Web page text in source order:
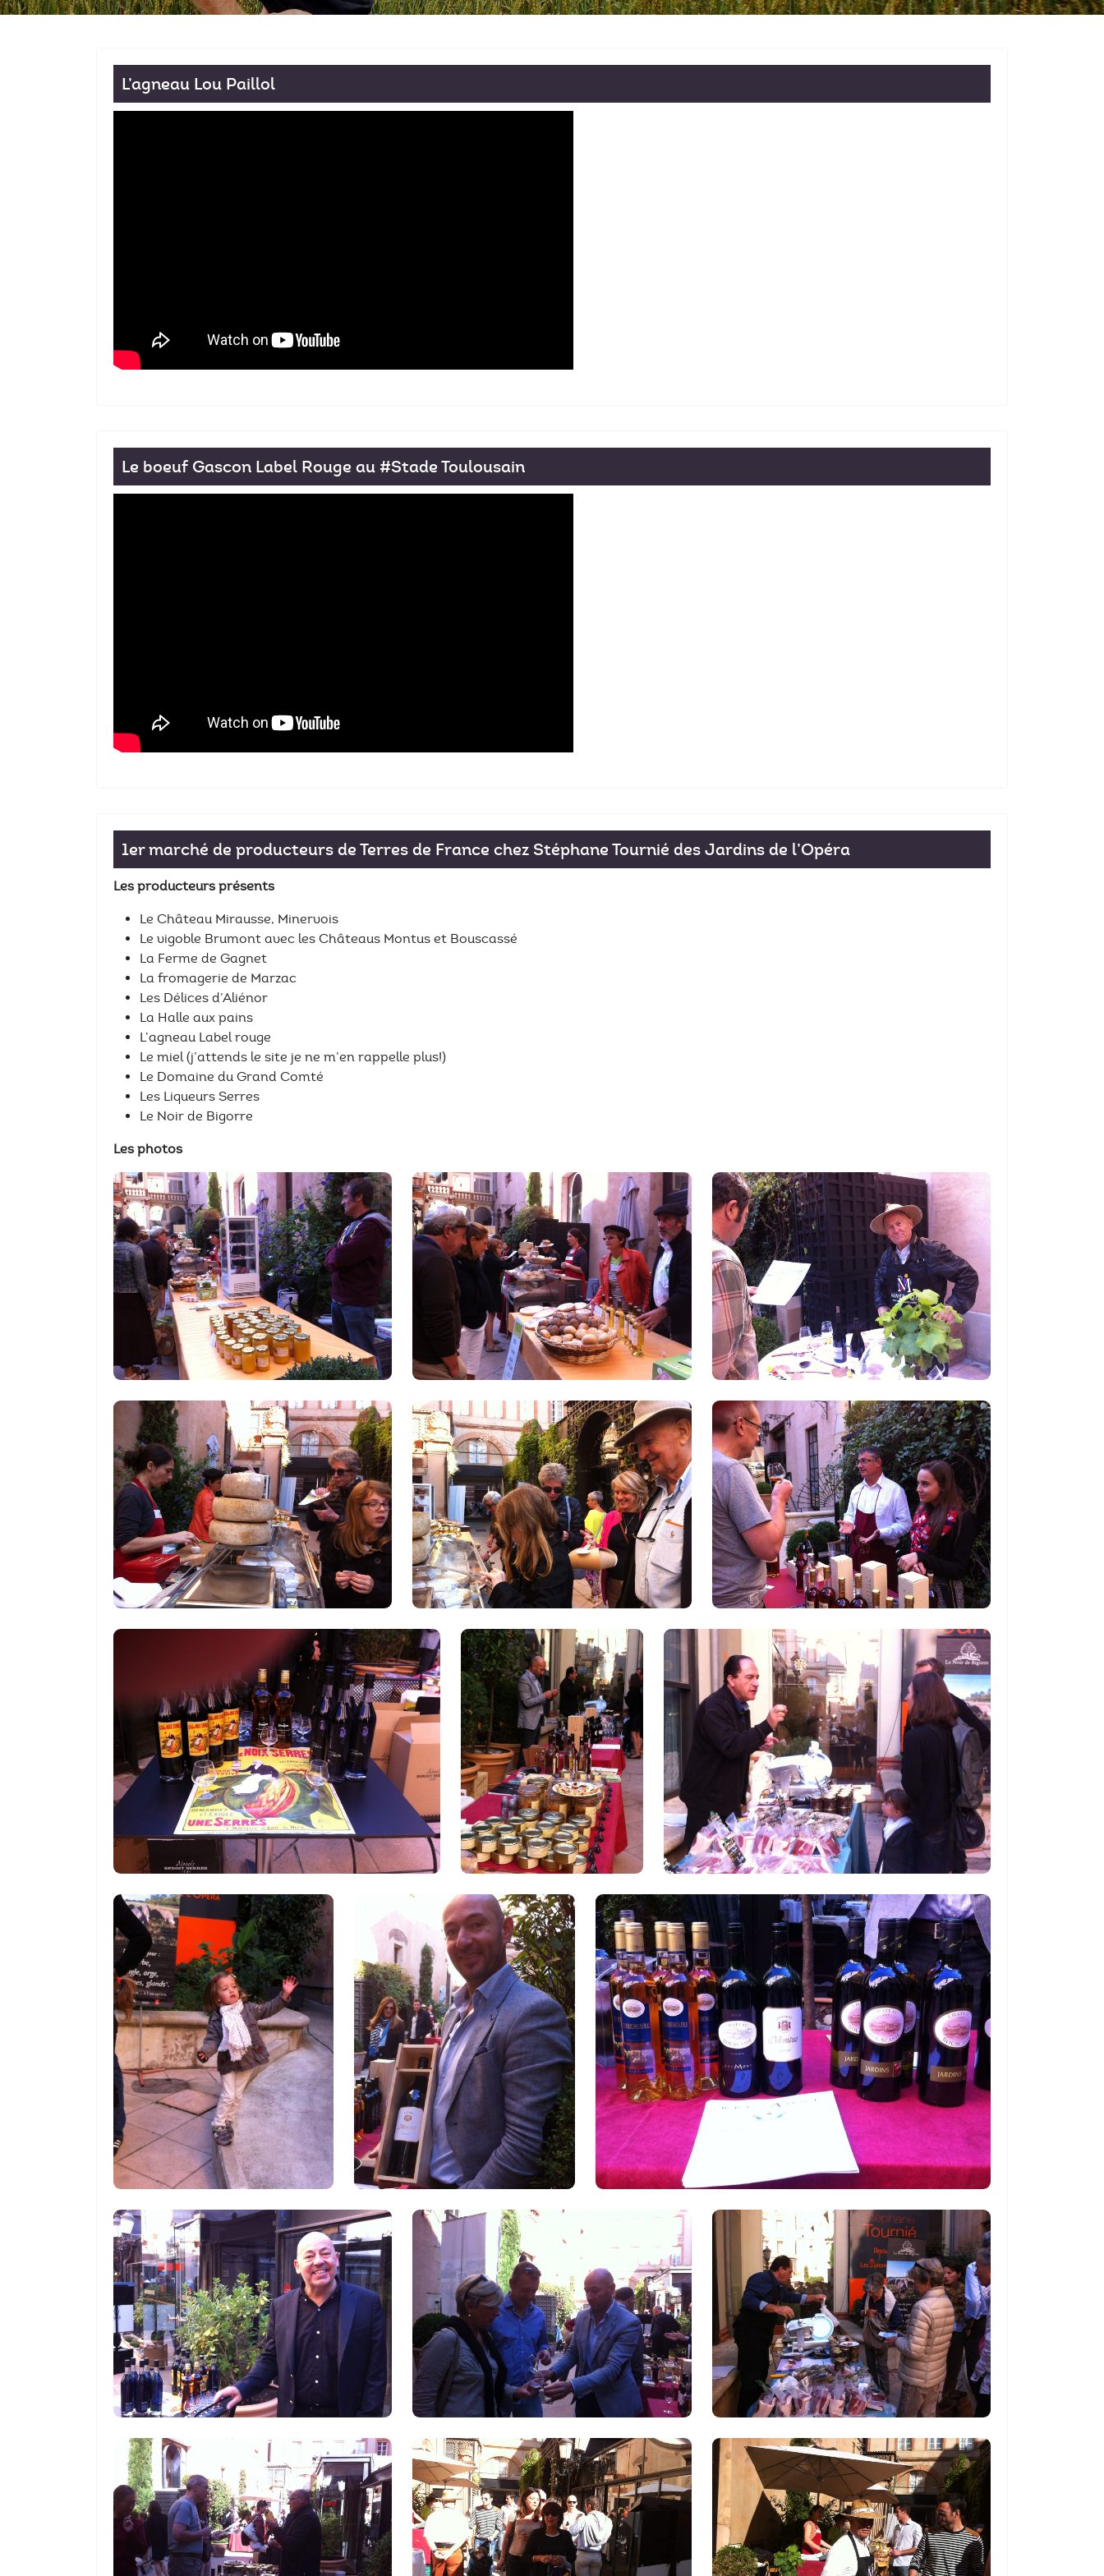
L’agneau Lou Paillol
Le boeuf Gascon Label Rouge au #Stade Toulousain
1er marché de producteurs de Terres de France chez Stéphane Tournié des Jardins de l’Opéra
Les producteurs présents
Le Château Mirausse, Minervois
Le vigoble Brumont avec les Châteaus Montus et Bouscassé
La Ferme de Gagnet
La fromagerie de Marzac
Les Délices d’Aliénor
La Halle aux pains
L’agneau Label rouge
Le miel (j’attends le site je ne m’en rappelle plus!)
Le Domaine du Grand Comté
Les Liqueurs Serres
Le Noir de Bigorre
Les photos